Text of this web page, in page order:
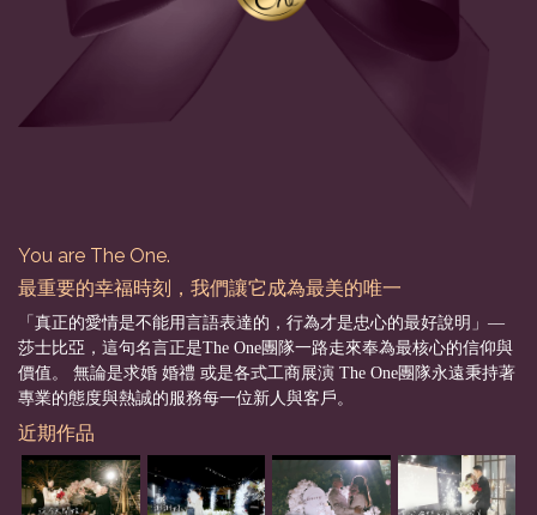
You are The One.
最重要的幸福時刻，我們讓它成為最美的唯一
「真正的愛情是不能用言語表達的，行為才是忠心的最好說明」––
莎士比亞，這句名言正是The One團隊一路走來奉為最核心的信仰與
價值。 無論是求婚 婚禮 或是各式工商展演 The One團隊永遠秉持著
專業的態度與熱誠的服務每一位新人與客戶。
近期作品